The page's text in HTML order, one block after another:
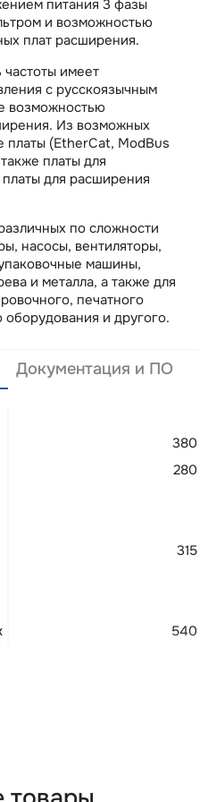
питания 3 фазы
и возможностью
плат расширения.
имеет
с русскоязычным
возможностью
Из возможных
платы (EtherCat, ModBus
платы для
для расширения
по сложности
насосы, вентиляторы,
машины,
и металла, а также для
печатного
и другого.
Документация и ПО
380
280
315
540